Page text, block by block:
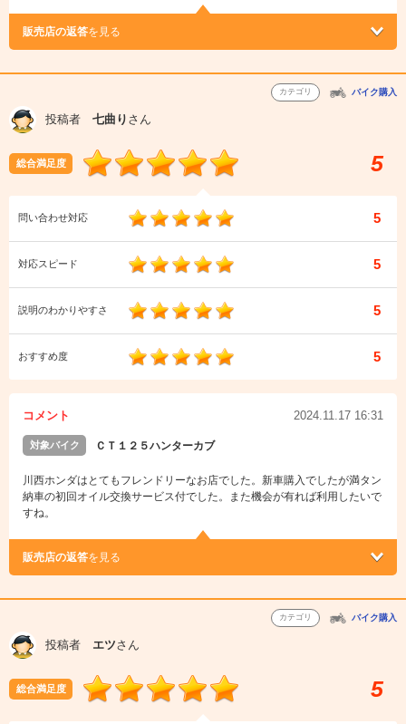
販売店の返答を見る
カテゴリ バイク購入
投稿者 七曲り さん
総合満足度 5
問い合わせ対応 5
対応スピード 5
説明のわかりやすさ 5
おすすめ度 5
コメント 2024.11.17 16:31
対象バイク ＣＴ１２５ハンターカブ
川西ホンダはとてもフレンドリーなお店でした。新車購入でしたが満タン
納車の初回オイル交換サービス付でした。また機会が有れば利用したいで
すね。
販売店の返答を見る
カテゴリ バイク購入
投稿者 エツさん
総合満足度 5